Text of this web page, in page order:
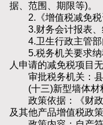
据、范围、期限等)。
2.《增值税减免税
3.财务会计报表、
4.卫生行政主管部
5.税务机关要求纳
人申请的减免税项目
审批税务机关：县
(十三)新型墙体材
政策依据：《财政
及其他产品增值税政